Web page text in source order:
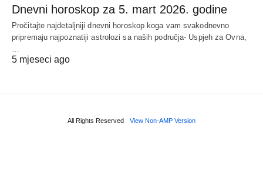
Dnevni horoskop za 5. mart 2026. godine
Pročitajte najdetaljniji dnevni horoskop koga vam svakodnevno
pripremaju najpoznatiji astrolozi sa naših područja- Uspjeh za Ovna,
…
5 mjeseci ago
All Rights Reserved View Non-AMP Version